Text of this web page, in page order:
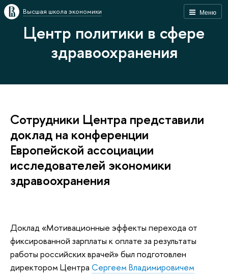
Меню
Высшая школа экономики
Центр политики в сфере
здравоохранения
Сотрудники Центра представили
доклад на конференции
Европейской ассоциации
исследователей экономики
здравоохранения
Доклад «Мотивационные эффекты перехода от
фиксированной зарплаты к оплате за результаты
работы российских врачей» был подготовлен
директором Центра Сергеем Владимировичем